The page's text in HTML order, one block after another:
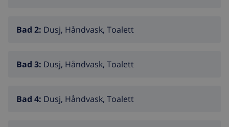
Bad 2: Dusj, Håndvask, Toalett
Bad 3: Dusj, Håndvask, Toalett
Bad 4: Dusj, Håndvask, Toalett